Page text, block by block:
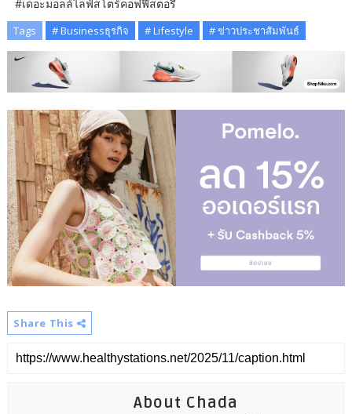
#เดอะมอลล์ไลฟ์สโตร์คอฟฟี่สตอรี่
Tags # Businessธุรกิจ # Lifestyle # ข่าวประชาสัมพันธ์
Share This
About Chada